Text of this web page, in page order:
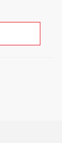
oder